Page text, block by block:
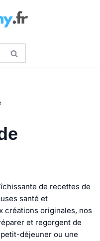
de recettes de
santé et
créations originales, nos
et regorgent de
déjeuner ou une